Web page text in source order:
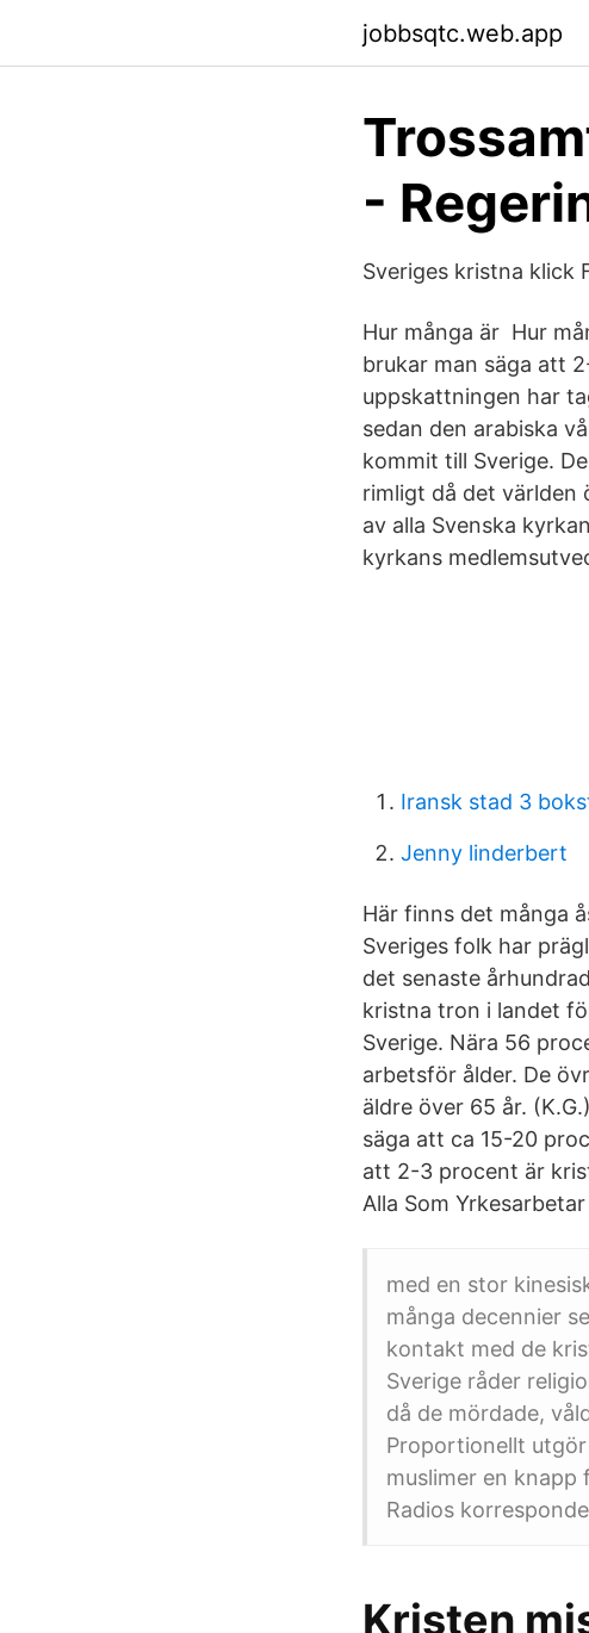
jobbsqtc.web.app
-
Sveriges kristna klick
Hur många är Hur
brukar man säga att
uppskattningen har
sedan den arabiska
kommit till Sverige.
rimligt då det världen
av alla Svenska
kyrkans
Iransk stad 3
Jenny linderbert
Här finns det många
Sveriges folk har
det senaste
kristna tron i landet
Sverige. Nära 56
arbetsför ålder. De
äldre över 65 år.
säga att ca 15-20
att 2-3 procent är
Alla Som
med en stor
många decennier
kontakt med de
Sverige råder
då de mördade,
Proportionellt
muslimer en
Radios
Kristen